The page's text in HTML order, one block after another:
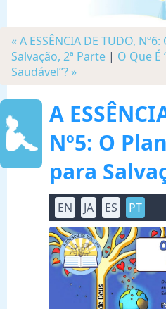
« A ESSÊNCIA DE TUDO,
Salvação, 2ª Parte | O Que
Saudável”? »
A
Nº5: O
para
EN JA ES PT